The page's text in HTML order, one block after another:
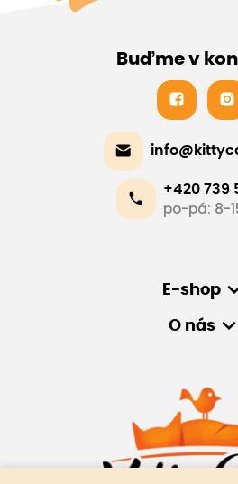
Buďme v
+420 739
po-pá: 8-
E-shop
O nás